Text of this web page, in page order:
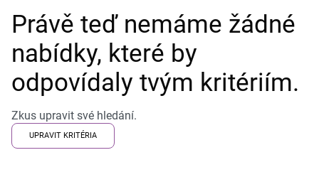
Právě teď nemáme žádné
nabídky, které by
odpovídaly tvým kritériím.
Zkus upravit své hledání.
UPRAVIT KRITÉRIA